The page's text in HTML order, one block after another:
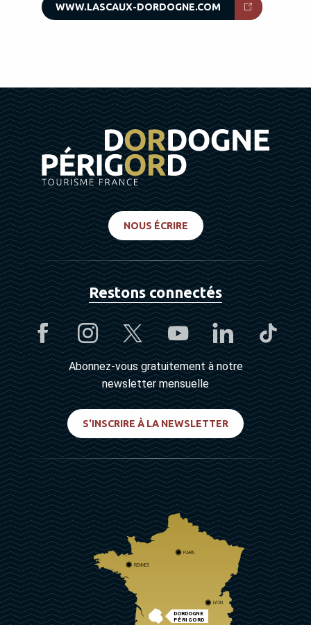
WWW.LASCAUX-DORDOGNE.COM
NOUS ÉCRIRE
Restons connectés
Abonnez-vous gratuitement à notre
newsletter mensuelle
S'INSCRIRE À LA NEWSLETTER
DORDOGNE
PÉRIGORD
PARIS
RENNES
LYON